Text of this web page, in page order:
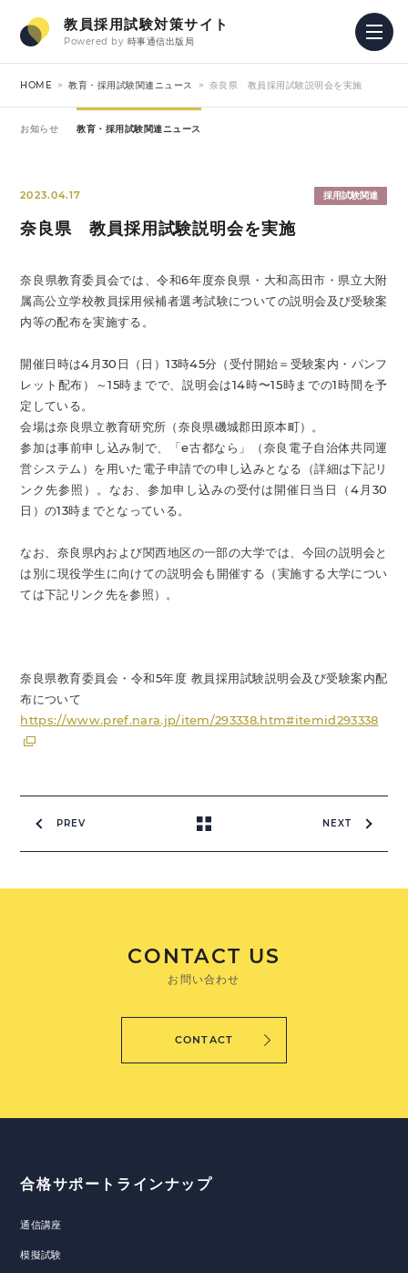
教員採用試験対策サイト
Powered by 時事通信出版局
HOME 教育・採用試験関連ニュース 奈良県 教員採用試験説明会を実施
お知らせ 教育・採用試験関連ニュース
2023.04.17 採用試験関連
奈良県 教員採用試験説明会を実施
奈良県教育委員会では、令和6年度奈良県・大和高田市・県立大附
属高公立学校教員採用候補者選考試験についての説明会及び受験案
内等の配布を実施する。
開催日時は4月30日（日）13時45分（受付開始＝受験案内・パンフ
レット配布）～15時までで、説明会は14時〜15時までの1時間を予
定している。
会場は奈良県立教育研究所（奈良県磯城郡田原本町）。
参加は事前申し込み制で、「e古都なら」（奈良電子自治体共同運
営システム）を用いた電子申請での申し込みとなる（詳細は下記リ
ンク先参照）。なお、参加申し込みの受付は開催日当日（4月30
日）の13時までとなっている。
なお、奈良県内および関西地区の一部の大学では、今回の説明会と
は別に現役学生に向けての説明会も開催する（実施する大学につい
ては下記リンク先を参照）。
奈良県教育委員会・令和5年度 教員採用試験説明会及び受験案内配
布について
https://www.pref.nara.jp/item/293338.htm#itemid293338
PREV NEXT
CONTACT US
お問い合わせ
CONTACT
合格サポートラインナップ
通信講座
模擬試験